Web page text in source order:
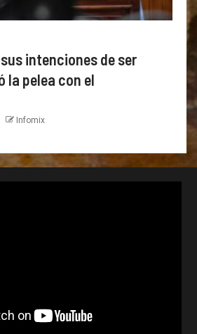
intenciones de ser
la pelea con el
Infomix